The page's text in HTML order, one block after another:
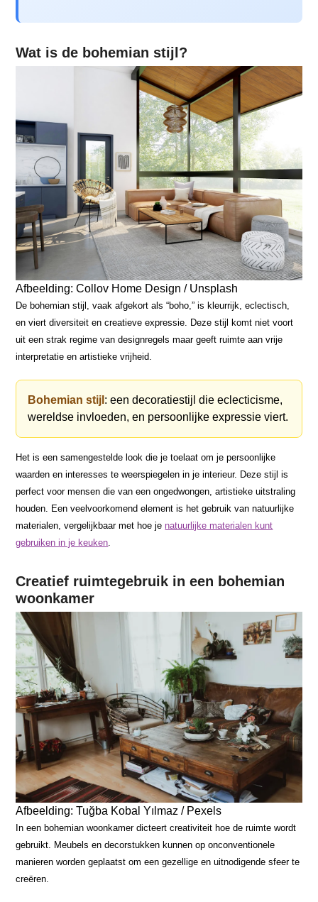
Wat is de bohemian stijl?
Afbeelding: Collov Home Design / Unsplash
De bohemian stijl, vaak afgekort als “boho,” is kleurrijk, eclectisch,
en viert diversiteit en creatieve expressie. Deze stijl komt niet voort
uit een strak regime van designregels maar geeft ruimte aan vrije
interpretatie en artistieke vrijheid.
Bohemian stijl : een decoratiestijl die eclecticisme,
wereldse invloeden, en persoonlijke expressie viert.
Het is een samengestelde look die je toelaat om je persoonlijke
waarden en interesses te weerspiegelen in je interieur. Deze stijl is
perfect voor mensen die van een ongedwongen, artistieke uitstraling
houden. Een veelvoorkomend element is het gebruik van natuurlijke
materialen, vergelijkbaar met hoe je natuurlijke materialen kunt
gebruiken in je keuken.
Creatief ruimtegebruik in een bohemian
woonkamer
Afbeelding: Tuğba Kobal Yılmaz / Pexels
In een bohemian woonkamer dicteert creativiteit hoe de ruimte wordt
gebruikt. Meubels en decorstukken kunnen op onconventionele
manieren worden geplaatst om een gezellige en uitnodigende sfeer te
creëren.